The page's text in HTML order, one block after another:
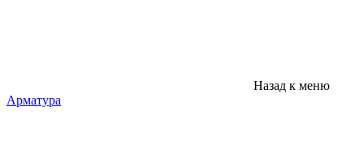
Назад к меню
Арматура